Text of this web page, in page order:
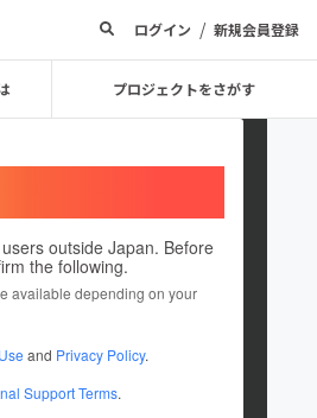
ログイン / 新規会員登録
プロジェクトをさがす
outside Japan. Before
the following.
available depending on your
and Privacy Policy.
Support Terms.
Ono 555
のプロジェクトを投稿しています
県